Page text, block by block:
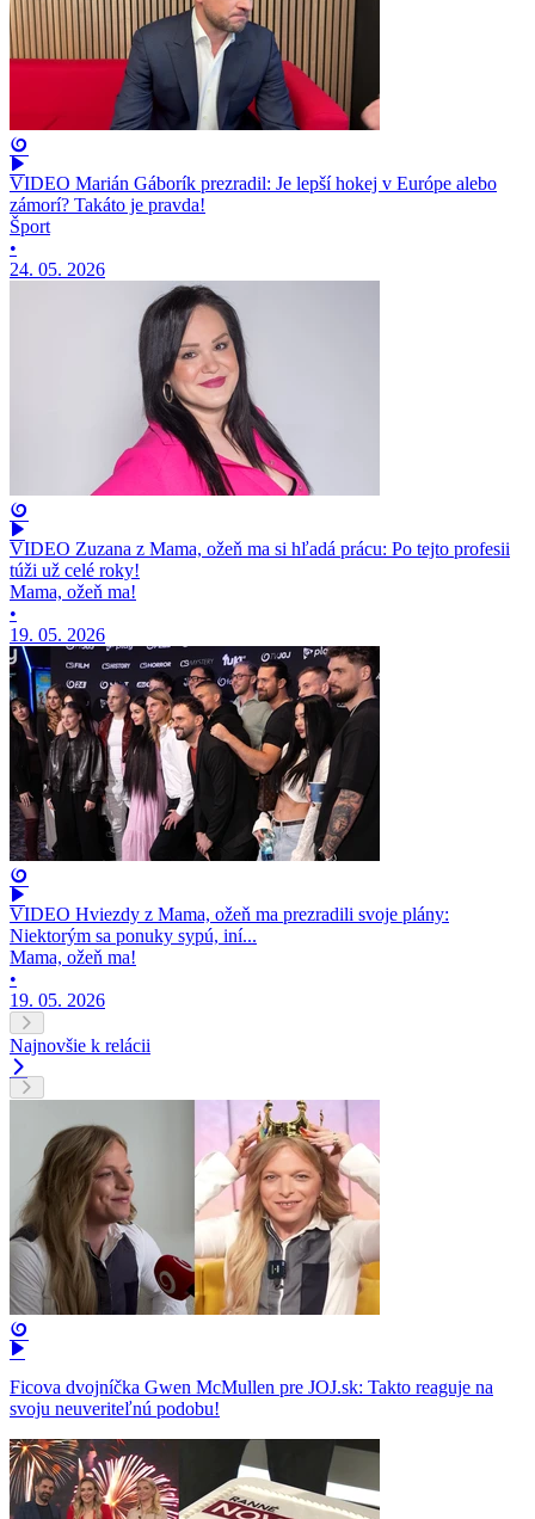
VIDEO Marián Gáborík prezradil: Je lepší hokej v Európe alebo
zámorí? Takáto je pravda!
Šport
•
24. 05. 2026
VIDEO Zuzana z Mama, ožeň ma si hľadá prácu: Po tejto profesii
túži už celé roky!
Mama, ožeň ma!
•
19. 05. 2026
VIDEO Hviezdy z Mama, ožeň ma prezradili svoje plány:
Niektorým sa ponuky sypú, iní...
Mama, ožeň ma!
•
19. 05. 2026
Najnovšie k relácii
Ficova dvojníčka Gwen McMullen pre JOJ.sk: Takto reaguje na
svoju neuveriteľnú podobu!